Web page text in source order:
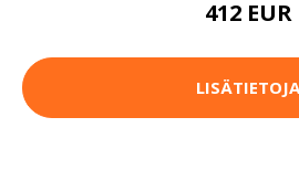
412 EUR
LISÄTIETOJA